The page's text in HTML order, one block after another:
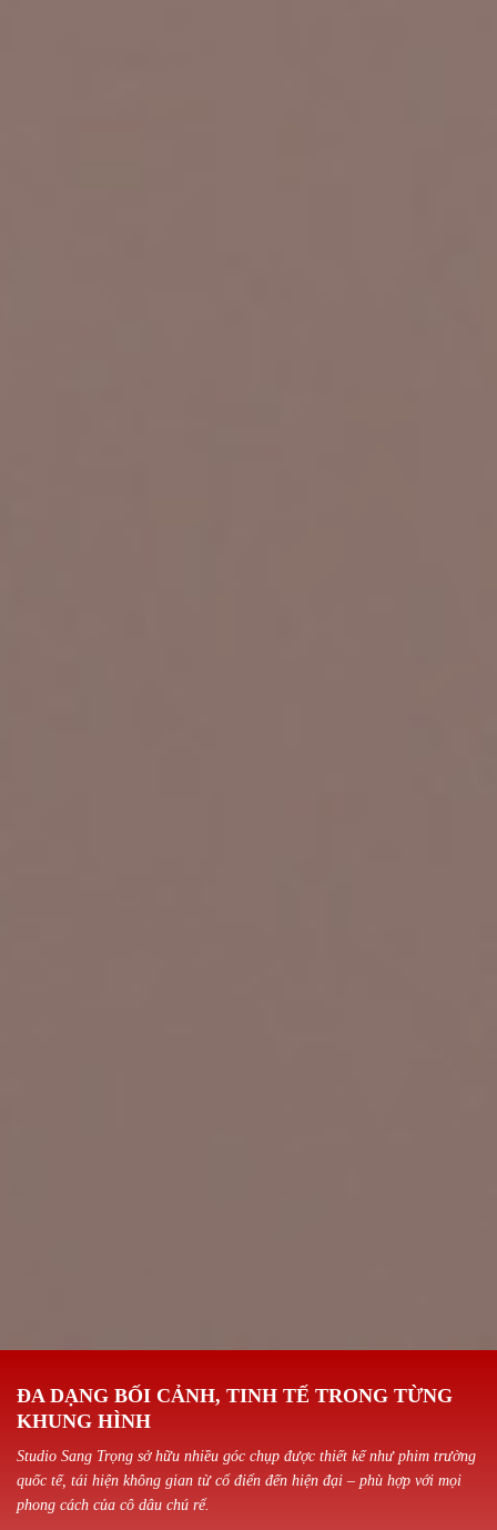
ĐA DẠNG BỐI CẢNH, TINH TẾ TRONG TỪNG
KHUNG HÌNH
Studio Sang Trọng sở hữu nhiều góc chụp được thiết kế như phim trường
quốc tế, tái hiện không gian từ cổ điển đến hiện đại – phù hợp với mọi
phong cách của cô dâu chú rể.